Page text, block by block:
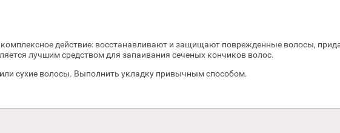
действие: восстанавливают и защищают поврежденные волосы,
лучшим средством для запаивания сеченых кончиков волос.
сухие волосы. Выполнить укладку привычным способом.